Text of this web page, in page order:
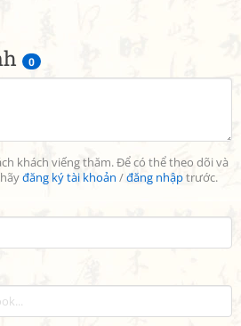
0
khách viếng thăm. Để có thể theo dõi và
đăng ký tài khoản /đăng nhậptrước.